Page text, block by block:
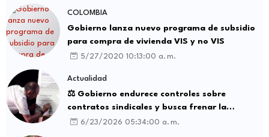
COLOMBIA
Gobierno lanza nuevo programa de subsidio
para compra de vivienda VIS y no VIS
5/27/2020 10:13:00 a. m.
Actualidad
⚖️ Gobierno endurece controles sobre
contratos sindicales y busca frenar la
intermediación laboral ilegal
6/23/2026 05:34:00 a. m.